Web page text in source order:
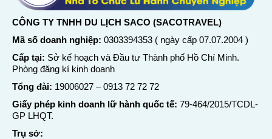
CÔNG TY TNHH DU LỊCH SACO (SACOTRAVEL)
Mã số doanh nghiệp: 0303394353 ( ngày cấp 07.07.2004 )
Cấp tại: Sở kế hoạch và Đầu tư Thành phố Hồ Chí Minh.
Phòng đăng kí kinh doanh
Tổng đài: 19006027 –0913 72 72 72
Giấy phép kinh doanh lữ hành quốc tế: 79-464/2015/TCDL-
GP LHQT.
Trụ sở: